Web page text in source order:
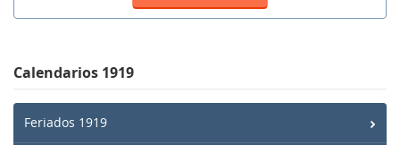
Calendarios 1919
Feriados 1919